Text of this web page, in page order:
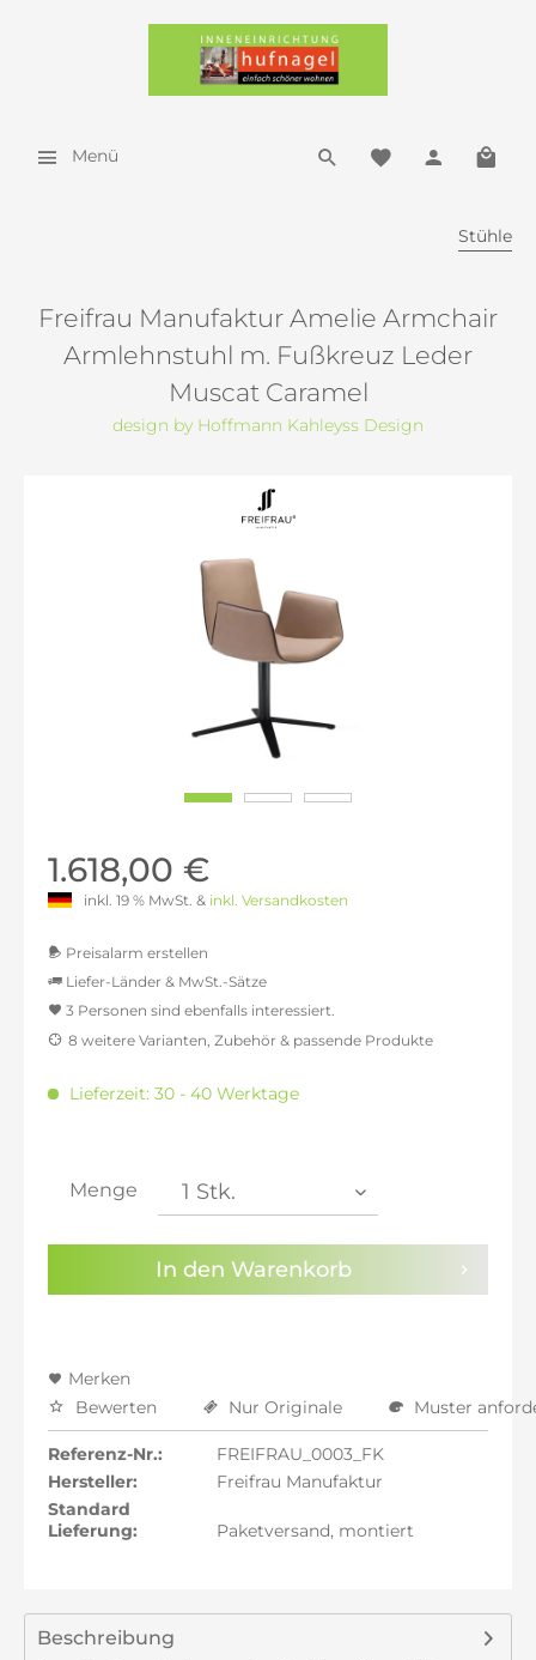
Menü
Stühle
Freifrau Manufaktur Amelie Armchair
Armlehnstuhl m. Fußkreuz Leder
Muscat Caramel
design by Hoffmann Kahleyss Design
1.618,00 €
inkl. 19 % MwSt. & inkl. Versandkosten
Preisalarm erstellen
Sie haben dieDatenschutzbestimmungen
Kenntnis genommen.
Liefer-Länder & MwSt.-Sätze
inkl. 16% MwSt.: 1.577,21 €
inkl. 21% MwSt.: 1.645,19 €
3 Personen sind ebenfalls interessiert.
8 weitere Varianten, Zubehör & passende Produkte
Lieferzeit: 30 - 40 Werktage
Menge
In den Warenkorb
Merken
Bewerten
Nur Originale Muster
Referenz-Nr.:
FREIFRAU_0003_FK
Hersteller:
Freifrau Manufaktur
Standard
Lieferung:
Paketversand, montiert
Beschreibung